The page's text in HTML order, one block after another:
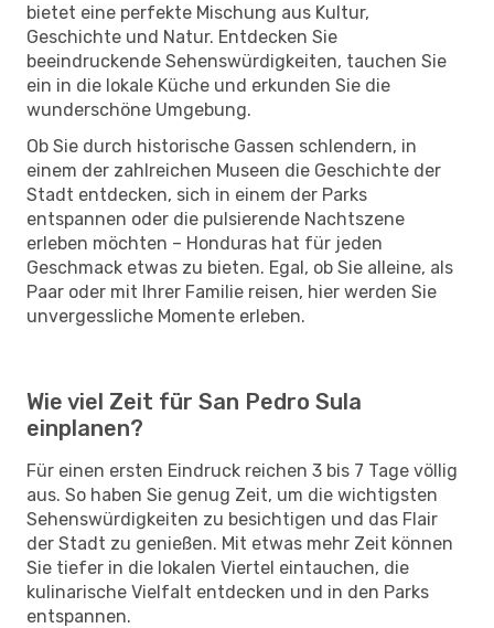
bietet eine perfekte Mischung aus Kultur,
Geschichte und Natur. Entdecken Sie
beeindruckende Sehenswürdigkeiten, tauchen Sie
ein in die lokale Küche und erkunden Sie die
wunderschöne Umgebung.
Ob Sie durch historische Gassen schlendern, in
einem der zahlreichen Museen die Geschichte der
Stadt entdecken, sich in einem der Parks
entspannen oder die pulsierende Nachtszene
erleben möchten – Honduras hat für jeden
Geschmack etwas zu bieten. Egal, ob Sie alleine, als
Paar oder mit Ihrer Familie reisen, hier werden Sie
unvergessliche Momente erleben.
Wie viel Zeit für San Pedro Sula
einplanen?
Für einen ersten Eindruck reichen 3 bis 7 Tage völlig
aus. So haben Sie genug Zeit, um die wichtigsten
Sehenswürdigkeiten zu besichtigen und das Flair
der Stadt zu genießen. Mit etwas mehr Zeit können
Sie tiefer in die lokalen Viertel eintauchen, die
kulinarische Vielfalt entdecken und in den Parks
entspannen.